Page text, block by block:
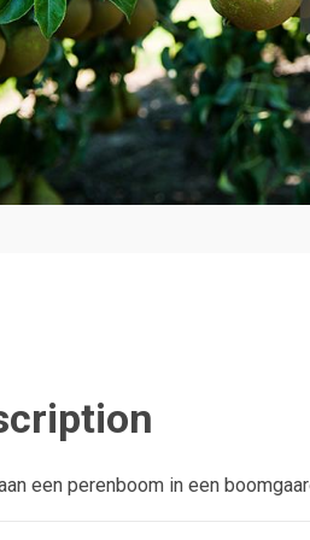
een perenboom in een